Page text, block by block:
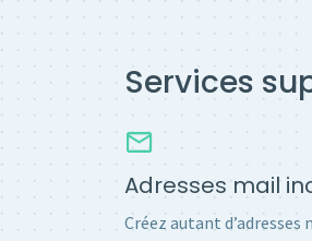
Services
Adresses mail
Créez autant d’adresses